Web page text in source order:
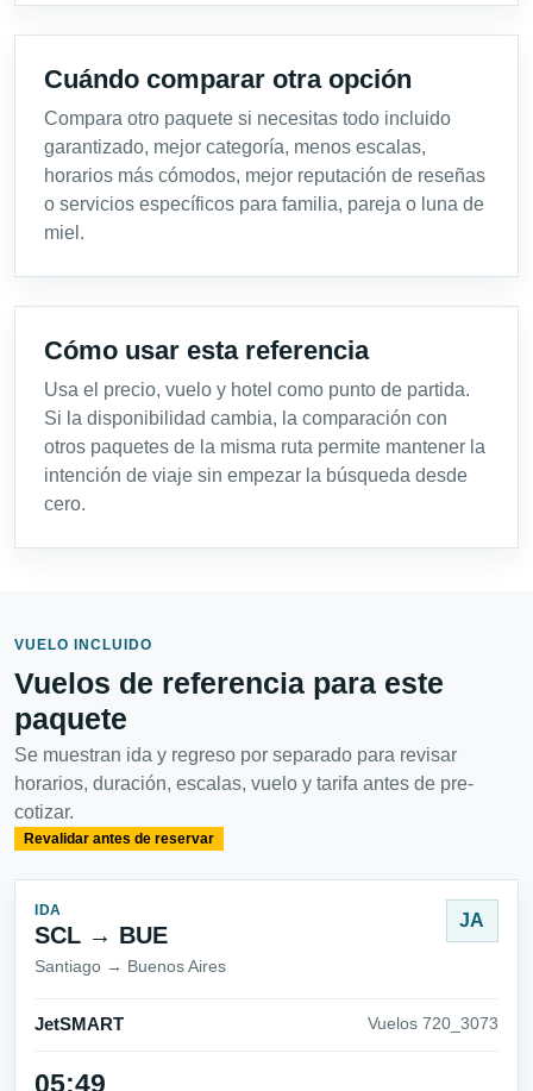
Cuándo comparar otra opción
Compara otro paquete si necesitas todo incluido
garantizado, mejor categoría, menos escalas,
horarios más cómodos, mejor reputación de reseñas
o servicios específicos para familia, pareja o luna de
miel.
Cómo usar esta referencia
Usa el precio, vuelo y hotel como punto de partida.
Si la disponibilidad cambia, la comparación con
otros paquetes de la misma ruta permite mantener la
intención de viaje sin empezar la búsqueda desde
cero.
VUELO INCLUIDO
Vuelos de referencia para este
paquete
Se muestran ida y regreso por separado para revisar
horarios, duración, escalas, vuelo y tarifa antes de pre-
cotizar.
Revalidar antes de reservar
IDA
SCL → BUE
Santiago → Buenos Aires
JA
JetSMART Vuelos 720_3073
05:49